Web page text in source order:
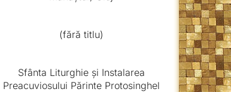
(fără titlu)
Sfânta Liturghie și Instalarea
Preacuviosului Părinte Protosinghel